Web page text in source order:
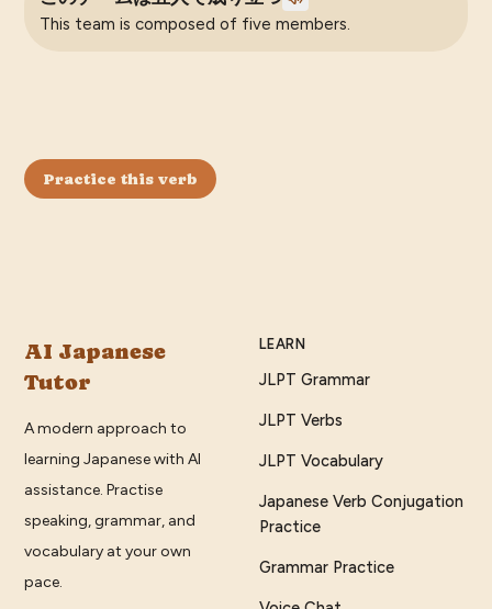
This team is composed of five members.
Practice this verb
AI Japanese
Tutor
A modern approach to
learning Japanese with AI
assistance. Practise
speaking, grammar, and
vocabulary at your own
pace.
LEARN
JLPT Grammar
JLPT Verbs
JLPT Vocabulary
Japanese Verb Conjugation
Practice
Grammar Practice